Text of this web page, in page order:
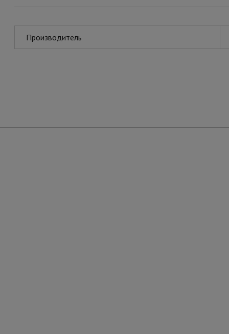
Производитель